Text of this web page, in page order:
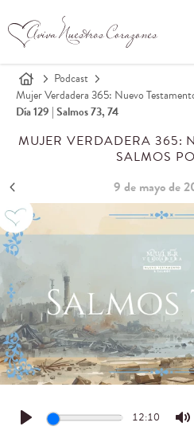
Podcast
Mujer Verdadera 365: Nuevo
Día 129 | Salmos 73, 74
MUJER VERDADERA 365:
SALMOS
9 de mayo de
Play
12:10